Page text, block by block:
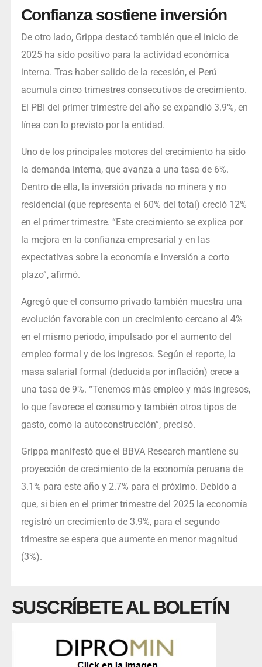
Confianza sostiene inversión
De otro lado, Grippa destacó también que el inicio de
2025 ha sido positivo para la actividad económica
interna. Tras haber salido de la recesión, el Perú
acumula cinco trimestres consecutivos de crecimiento.
El PBI del primer trimestre del año se expandió 3.9%, en
línea con lo previsto por la entidad.
Uno de los principales motores del crecimiento ha sido
la demanda interna, que avanza a una tasa de 6%.
Dentro de ella, la inversión privada no minera y no
residencial (que representa el 60% del total) creció 12%
en el primer trimestre. “Este crecimiento se explica por
la mejora en la confianza empresarial y en las
expectativas sobre la economía e inversión a corto
plazo”, afirmó.
Agregó que el consumo privado también muestra una
evolución favorable con un crecimiento cercano al 4%
en el mismo periodo, impulsado por el aumento del
empleo formal y de los ingresos. Según el reporte, la
masa salarial formal (deducida por inflación) crece a
una tasa de 9%. “Tenemos más empleo y más ingresos,
lo que favorece el consumo y también otros tipos de
gasto, como la autoconstrucción”, precisó.
Grippa manifestó que el BBVA Research mantiene su
proyección de crecimiento de la economía peruana de
3.1% para este año y 2.7% para el próximo. Debido a
que, si bien en el primer trimestre del 2025 la economía
registró un crecimiento de 3.9%, para el segundo
trimestre se espera que aumente en menor magnitud
(3%).
SUSCRÍBETE AL BOLETÍN